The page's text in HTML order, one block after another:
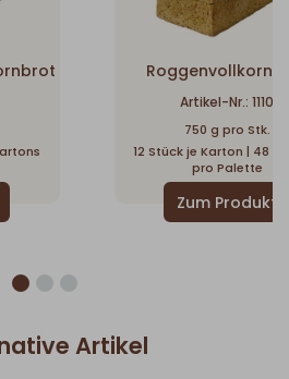
Artikel-Nr.: 1110
750 g pro Stk.
12 Stück je Karton | 48
pro Palette
Artikel